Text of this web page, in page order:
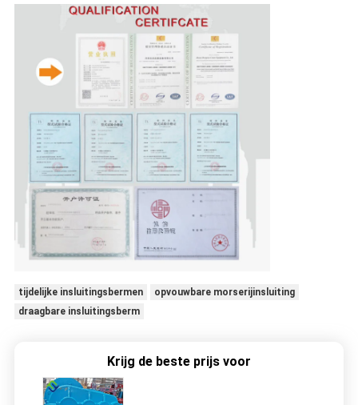
tijdelijke insluitingsbermen
opvouwbare morserijinsluiting
draagbare insluitingsberm
Krijg de beste prijs voor